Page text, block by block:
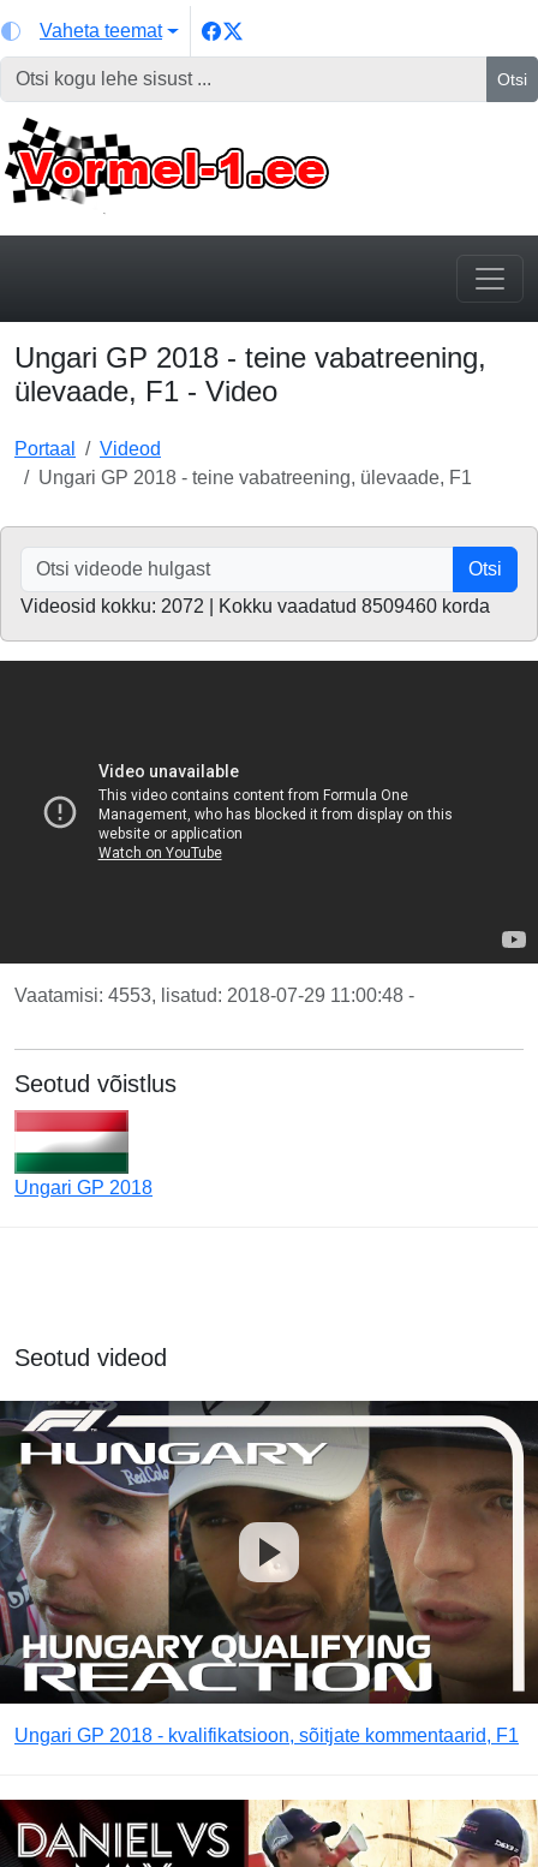
Vaheta teemat
Otsi
Ungari GP 2018 - teine vabatreening,
ülevaade, F1 - Video
Portaal
Videod
Ungari GP 2018 - teine vabatreening, ülevaade, F1
Otsi
Videosid kokku: 2072 | Kokku vaadatud 8509460 korda
Vaatamisi: 4553, lisatud: 2018-07-29 11:00:48 -
Seotud võistlus
Ungari GP 2018
Seotud videod
Ungari GP 2018 - kvalifikatsioon, sõitjate kommentaarid, F1